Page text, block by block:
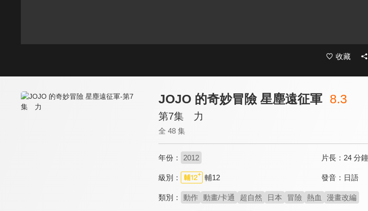
收藏
JOJO 的奇妙冒險 星塵遠征軍 8.3
第7集 力
全 48 集
年份： 2012 片長： 24 分鐘
級別： 輔12 發音： 日語
類別： 動作 動畫/卡通 超自然 日本 冒險 熱血 漫畫改編